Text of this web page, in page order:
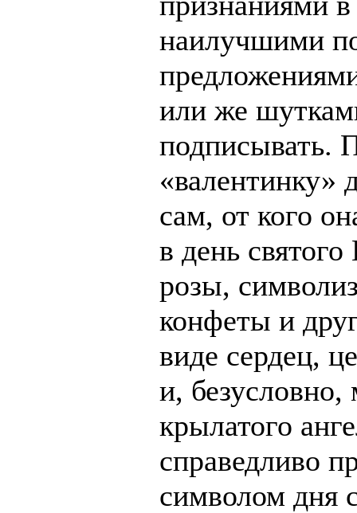
наилучшими
или же
подписывать.
«валентинку»
сам, от кого
в день
розы,
конфеты и
виде сердец,
и, безусловно,
крылатого
справедливо
символом дня